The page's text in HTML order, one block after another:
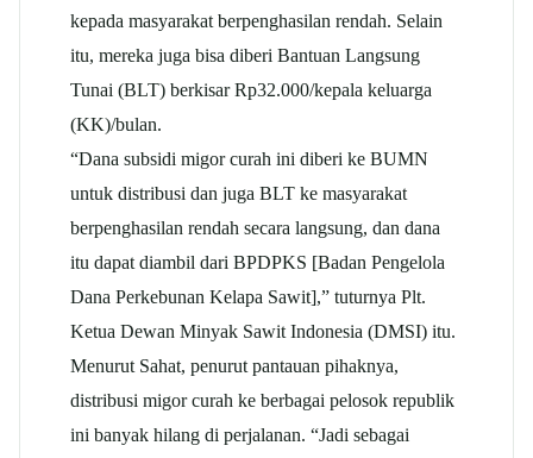
kepada masyarakat berpenghasilan rendah. Selain
itu, mereka juga bisa diberi Bantuan Langsung
Tunai (BLT) berkisar Rp32.000/kepala keluarga
(KK)/bulan.
“Dana subsidi migor curah ini diberi ke BUMN
untuk distribusi dan juga BLT ke masyarakat
berpenghasilan rendah secara langsung, dan dana
itu dapat diambil dari BPDPKS [Badan Pengelola
Dana Perkebunan Kelapa Sawit],” tuturnya Plt.
Ketua Dewan Minyak Sawit Indonesia (DMSI) itu.
Menurut Sahat, penurut pantauan pihaknya,
distribusi migor curah ke berbagai pelosok republik
ini banyak hilang di perjalanan. “Jadi sebagai